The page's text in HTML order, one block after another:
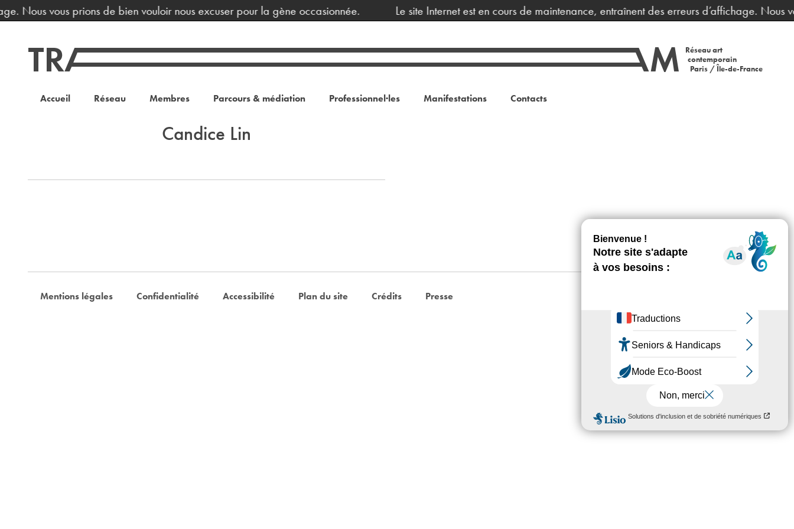
Nous vous prions de bien vouloir nous excuser pour la gène occasionnée. Le site Internet est en cours de maintenance, entraînent des erreurs d’affichage. Nous
Réseau art
contemporain
Paris / Île-de-France
Accueil Réseau Membres Parcours & médiation Professionnel·les Manifestations Contacts
Candice Lin
Mentions légales Confidentialité Accessibilité Plan du site Crédits Presse